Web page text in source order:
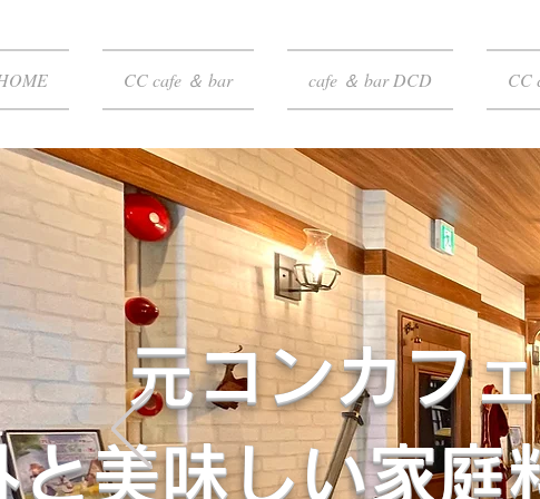
CC cafe ＆ bar cafe ＆ bar DCD CC
元コンカフ
と美味しい家庭